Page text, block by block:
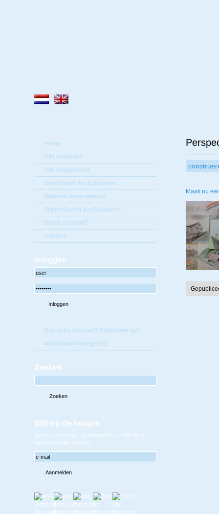
Home
Alle projecten
Alle categorieën
Over Dutch Art Education
Waarom deze website
Prijzen Dutch Art Education
Gratis account?
Contact
Inloggen
Nog geen account? Registreer nu!
Wachtwoord vergeten?
Zoeken
Blijf op de hoogte
Schrijf je nu in voor de nieuwsbrief en blijf op de
hoogte van alle updates!
Maak nu